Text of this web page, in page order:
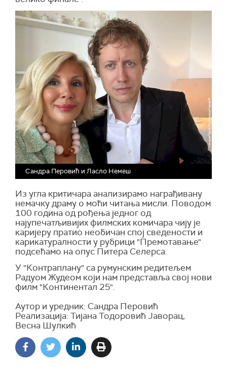
Сандра Перовић и Ласло Немеш
Из угла критичара анализирамо награђивану
немачку драму о моћи читања мисли. Поводом
100 година од рођења једног од
најупечатљивијих филмских комичара чију је
каријеру пратио необичан спој сведености и
карикатуралности у рубрици "Премотавање"
подсећамо на опус Питера Селерса.
У "Контраплану" са румунским редитељем
Радуом Жудеом који нам представља свој нови
филм "Континентал 25".
Аутор и уредник: Сандра Перовић
Реализација: Тијана Тодоровић Јаворац,
Весна Шулкић